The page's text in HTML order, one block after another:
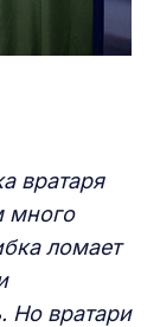
вратаря
много
ломает
Но вратари